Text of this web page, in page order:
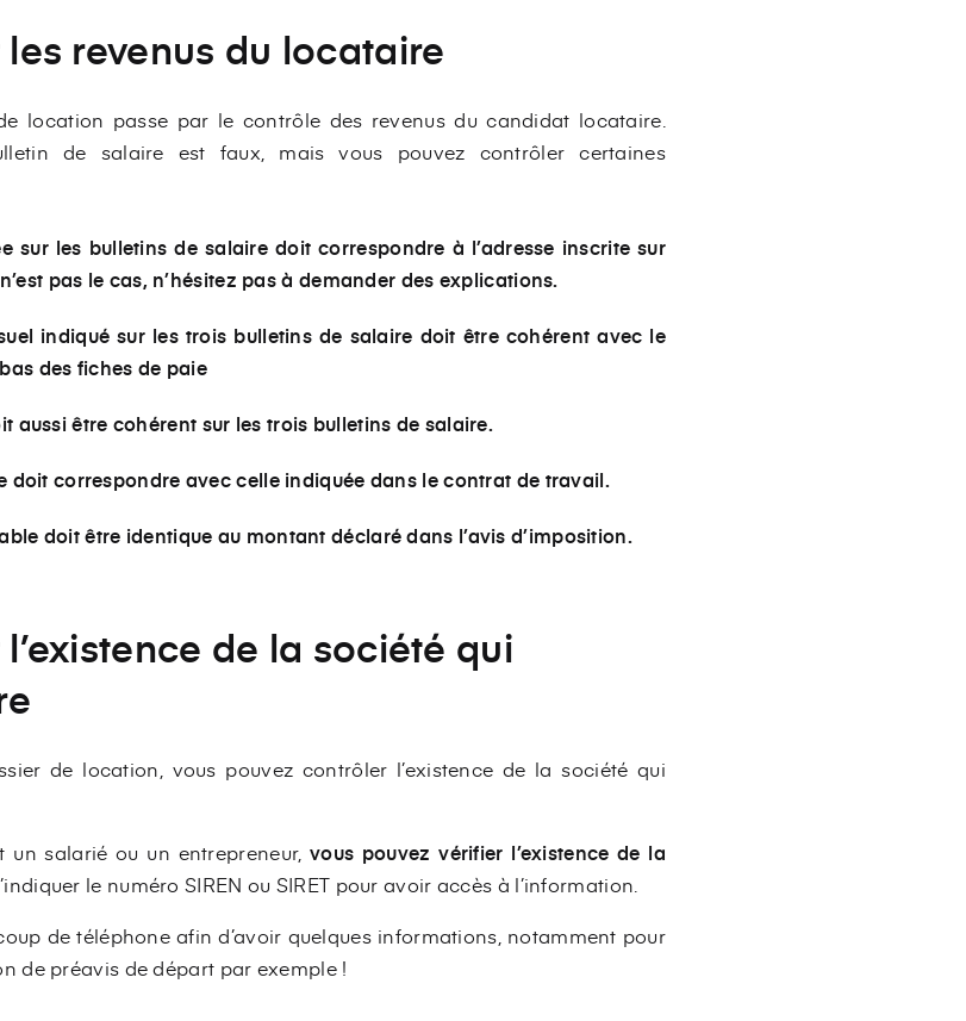
revenus du locataire
location passe par le contrôle des revenus du candidat locataire.
de salaire est faux, mais vous pouvez contrôler certaines
sur les bulletins de salaire doit correspondre à l’adresse inscrite sur
pas le cas, n’hésitez pas à demander des explications.
indiqué sur les trois bulletins de salaire doit être cohérent avec le
des fiches de paie
aussi être cohérent sur les trois bulletins de salaire.
doit correspondre avec celle indiquée dans le contrat de travail.
doit être identique au montant déclaré dans l’avis d’imposition.
de la société qui
de location, vous pouvez contrôler l’existence de la société qui
un salarié ou un entrepreneur,vous pouvez vérifier l’existence de la
le numéro SIREN ou SIRET pour avoir accès à l’information.
de téléphone afin d’avoir quelques informations, notamment pour
de préavis de départ par exemple !